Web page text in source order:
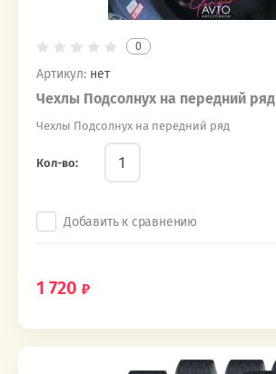
0
Артикул: нет
Чехлы Подсолнух на передний ряд
Чехлы Подсолнух на передний ряд
Кол-во:
Добавить к сравнению
1 720